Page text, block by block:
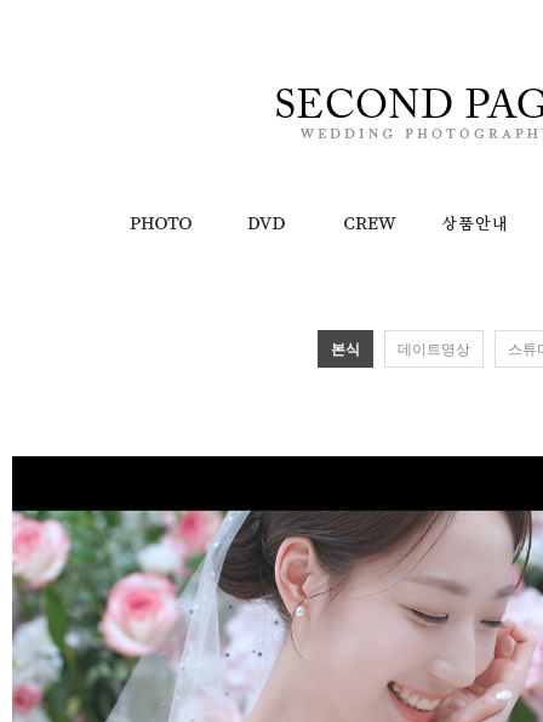
본식 데이트영상 스튜